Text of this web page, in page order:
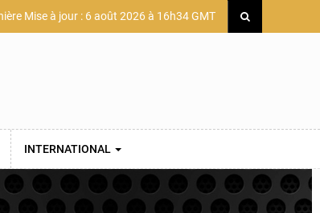
Mise à jour : 6 août 2026 à 16h34 GMT
INTERNATIONAL